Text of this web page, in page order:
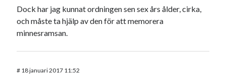
Dock har jag kunnat ordningen sen sex års ålder, cirka,
och måste ta hjälp av den för att memorera
minnesramsan.
# 18 januari 2017 11:52